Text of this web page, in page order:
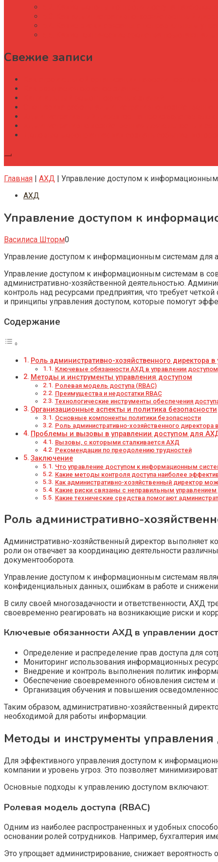
Свежие записи
Главная | АХД | Управление доступом к
АХД
Управление доступом к
Василиса Шторм0
Управление доступом к информационным системам для
Управление доступом к информационным системам в
административно-хозяйственной деятельностью.
контроль над ресурсами предприятия, что требует
и принципы управления доступом, которые помогут
Содержание
Роль административно-хозяйственного директора
Ключевые обязанности АХД в управлении доступом
Методы и инструменты управления доступом
Ролевая модель доступа (RBAC)
Преимущества и недостатки RBAC
Технологические инструменты обеспечения
Организационные аспекты и политика безопасности
Основные компоненты политики безопасности
Роль административно-хозяйственного директора
Проблемы и вызовы в управлении доступом для
Вызовы, с которыми сталкивается АХД
Рекомендации по преодолению трудностей
Заключение
Что управление доступом к информационным
Какие методы контроля доступа наиболее
Как административно-хозяйственный директор
Какие риски связаны с неправильным
Какие технические средства помогают
Роль административно-
Административно-хозяйственный директор выполняет
роли он отвечает за координацию деятельности
документооборота.
Управление доступом к информационным системам
конфиденциальных данных, ошибкам в работе и
В силу своей многозадачности и ответственности, АХД
своевременно реагировать на возникающие риски и
Ключевые обязанности АХД в управлении
Определение и распределение прав доступа для
Мониторинг использования информационных
Внедрение и контроль выполнения политик
Обеспечение своевременного обновления систем и
Организация обучения и повышения
Таким образом, административно-хозяйственный
необходимой для работы информации.
Методы и инструменты управления
Для эффективного управления доступом к
компании и уровень угроз. Это позволяет
Основные подходы к управлению доступом включают:
Ролевая модель доступа (RBAC)
Одним из наиболее распространенных и удобных
основании ролей сотрудников. Например, бухгалтерия
Это упрощает администрирование, снижает